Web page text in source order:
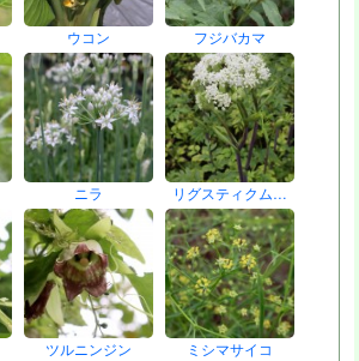
ウコン フジバカマ
ニラ リグスティクム…
ツルニンジン ミシマサイコ